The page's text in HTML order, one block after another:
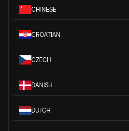
CHINESE
CROATIAN
CZECH
DANISH
DUTCH